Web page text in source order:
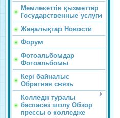
Мемлекеттік қызметтер
Государственные услуги
Жаңалықтар Новости
Форум
Фотоальбомдар
Фотоальбомы
Кері байналыс
Обратная связь
Колледж туралы
баспасөз шолу Обзор
прессы о колледже